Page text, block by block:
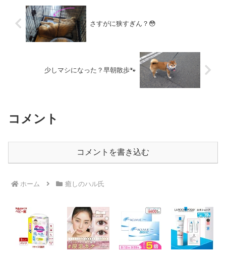
さすがに狭すぎん？😳
少しマシになった？早朝散歩🐾
コメント
コメントを書き込む
ホーム 癒しのハル氏